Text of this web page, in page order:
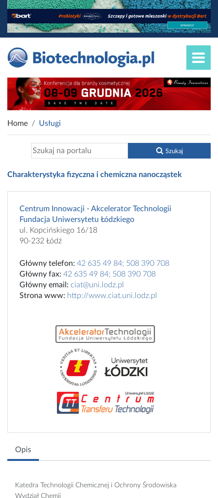
Home Usługi
Charakterystyka fizyczna i chemiczna nanocząstek
Szukaj
Centrum Innowacji - Akcelerator Technologii
Fundacja Uniwersytetu Łódzkiego
ul. Kopcińskiego 16/18
90-232 Łódź
Główny telefon: 42 635 49 84; 508 390 708
Główny fax: 42 635 49 84; 508 390 708
Główny email: ciat@uni.lodz.pl
Strona www: http://www.ciat.uni.lodz.pl
Opis
Katedra Technologii Chemicznej i Ochrony Środowiska
Wydział Chemii